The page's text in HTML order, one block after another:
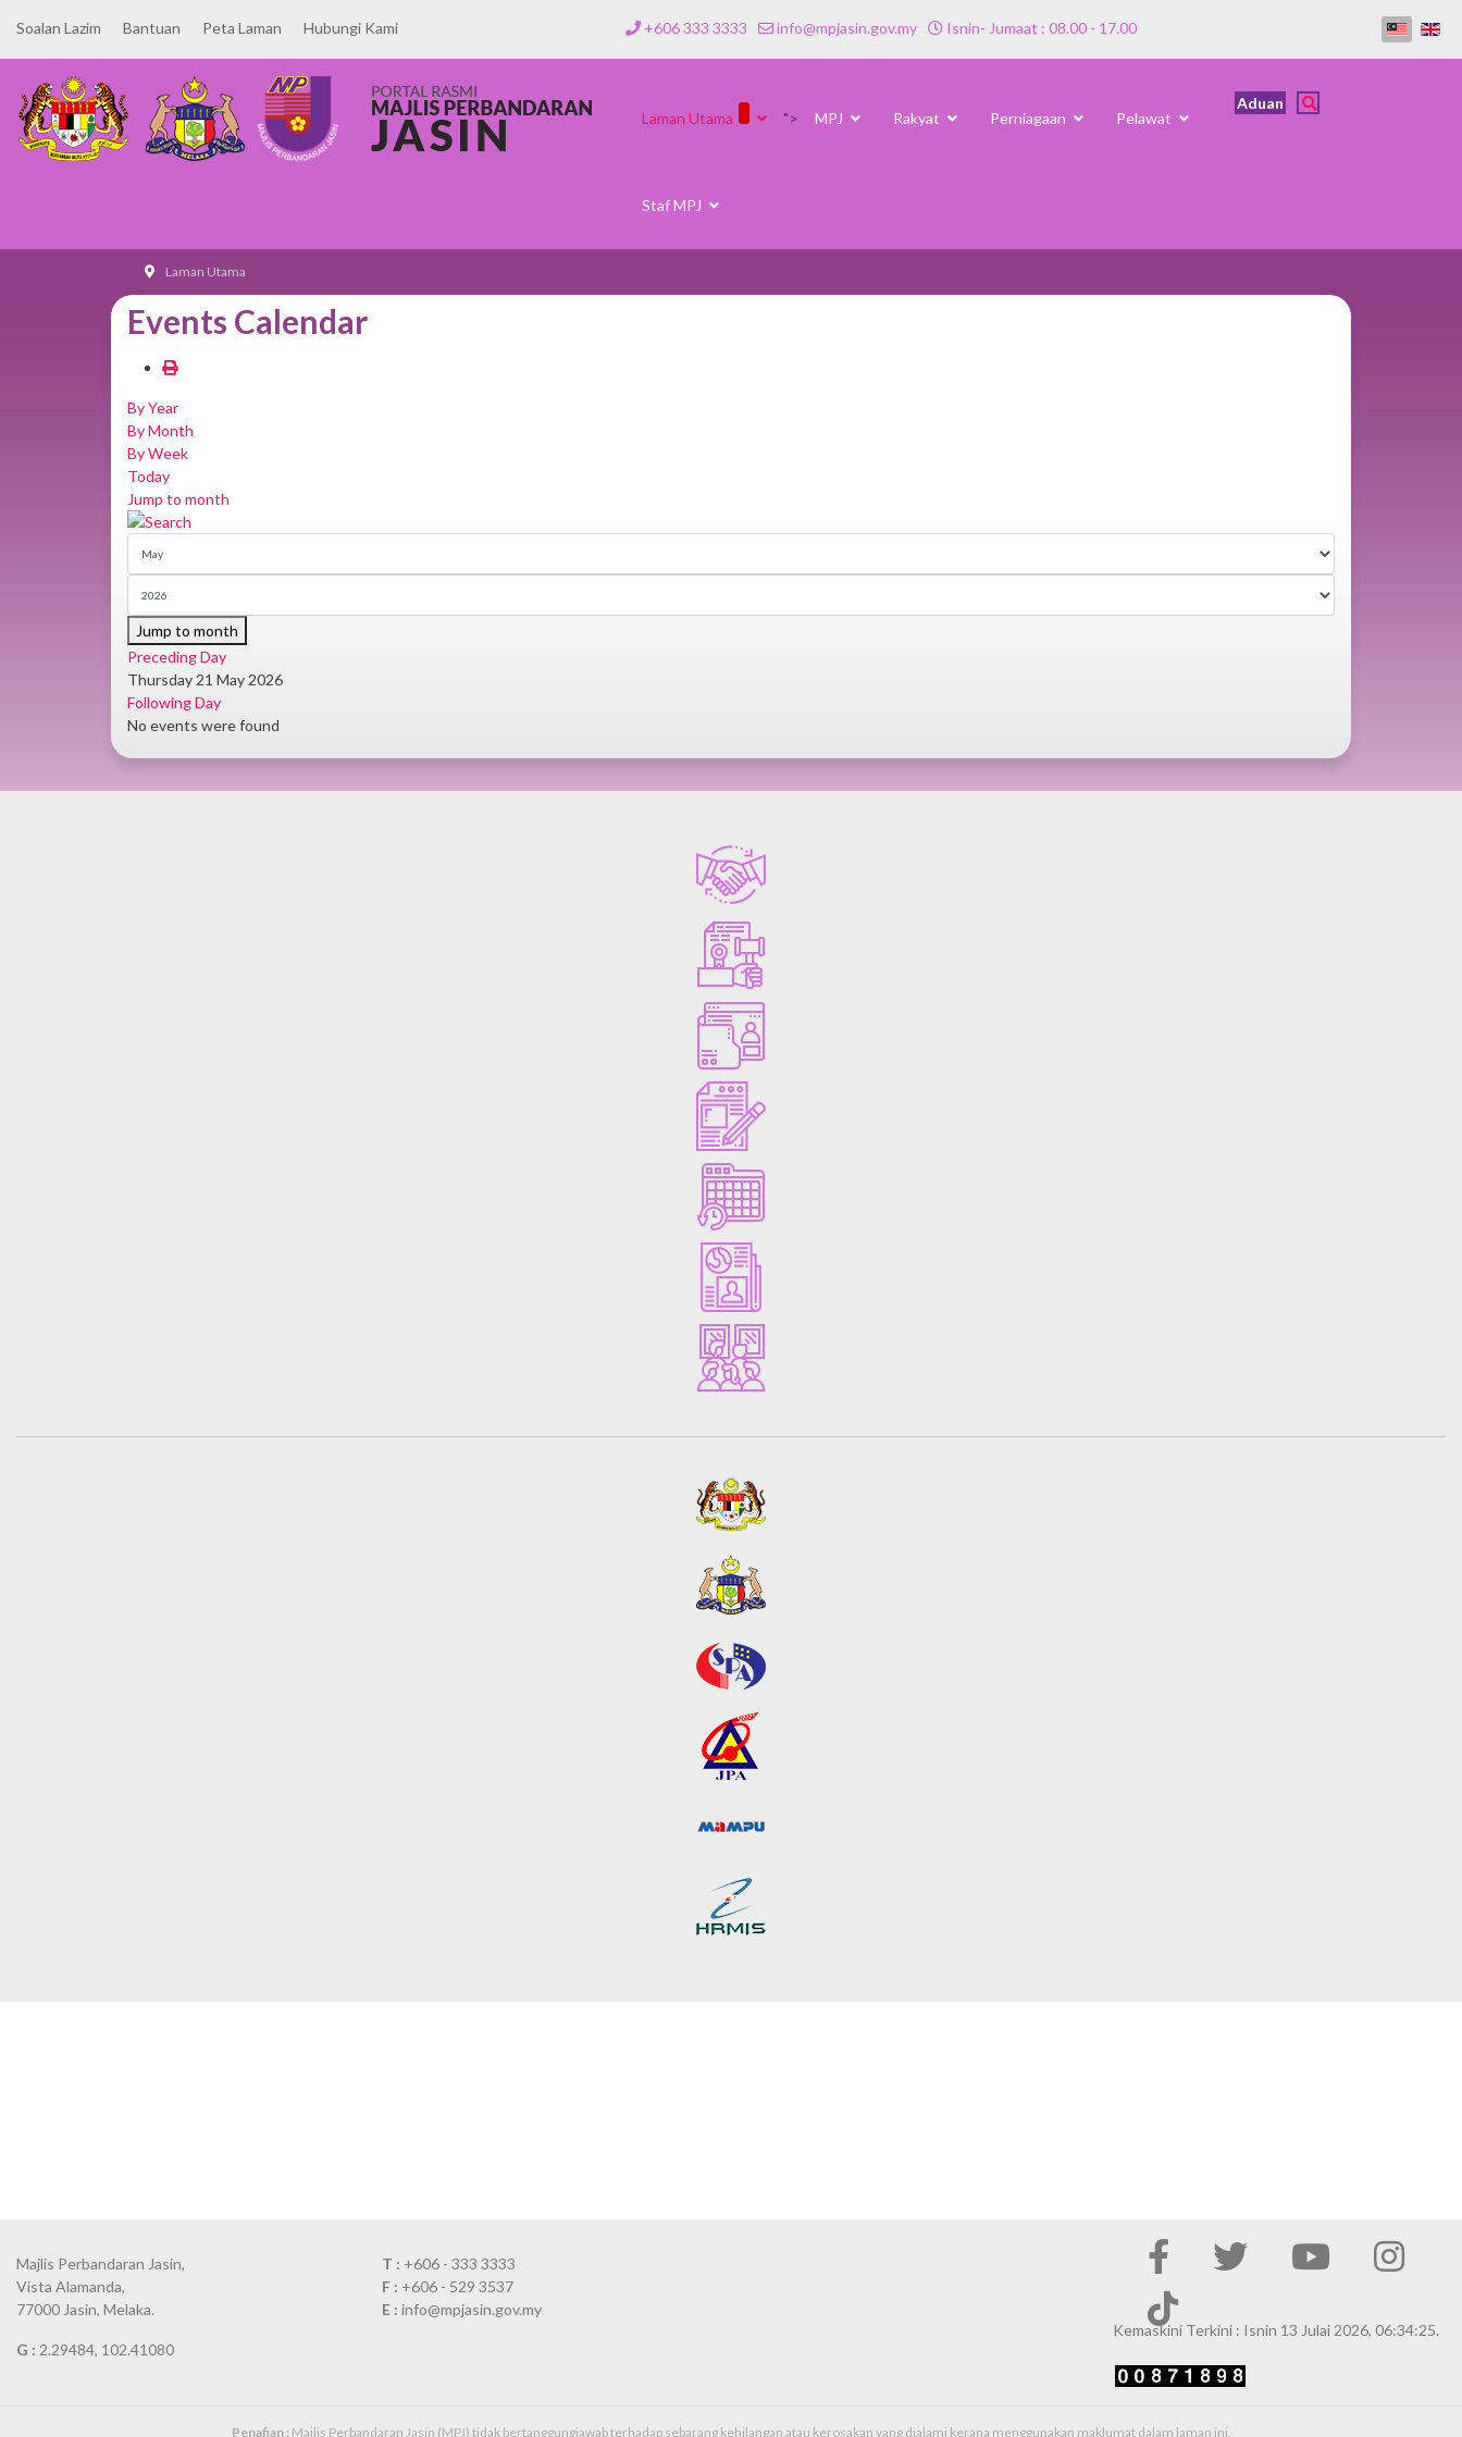
Soalan Lazim Bantuan Peta Laman Hubungi Kami +606 333 3333 info@mpjasin.gov.my Isnin- Jumaat : 08.00 - 17.00
Laman Utama "> MPJ Rakyat Perniagaan Pelawat
Staf MPJ
Aduan
Laman Utama
Events Calendar
By Year
By Month
By Week
Today
Jump to month
Jump to month
Preceding Day
Thursday 21 May 2026
Following Day
No events were found
Majlis Perbandaran Jasin,
Vista Alamanda,
77000 Jasin, Melaka.
G : 2.29484, 102.41080
T : +606 - 333 3333
F : +606 - 529 3537
E : info@mpjasin.gov.my
Kemaskini Terkini : Isnin 13 Julai 2026, 06:34:25.
Penafian : Majlis Perbandaran Jasin (MPJ) tidak bertanggungjawab terhadap sebarang kehilangan atau kerosakan yang dialami kerana menggunakan maklumat dalam laman ini.